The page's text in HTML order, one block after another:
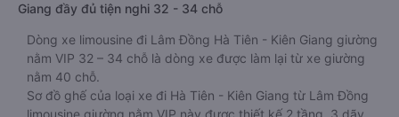
Giang đầy đủ tiện nghi 32 - 34 chỗ
Dòng xe limousine đi Lâm Đồng Hà Tiên - Kiên Giang giường
nằm VIP 32 – 34 chỗ là dòng xe được làm lại từ xe giường
nằm 40 chỗ.
Sơ đồ ghế của loại xe đi Hà Tiên - Kiên Giang từ Lâm Đồng
limousine giường nằm VIP này được thiết kế 2 tầng, 3 dãy